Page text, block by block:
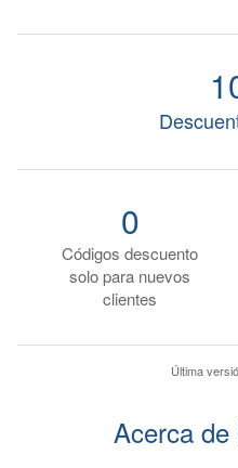
Códigos descuento
solo para nuevos
clientes
0
Última
Acerca de